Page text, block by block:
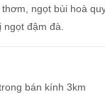
ngọt bùi hoà
đậm đà.
bán kính 3km